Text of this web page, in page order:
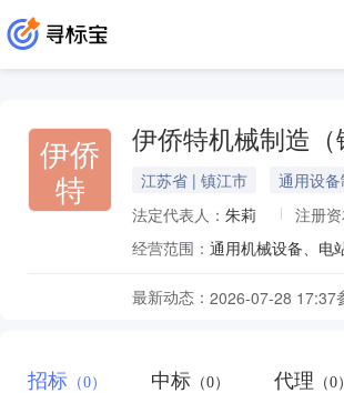
伊侨
特
伊侨特机械制造
江苏省 | 镇江市 通用设
法定代表人： 朱莉 注册资
经营范围：
最新动态： 2026-07-28 17:37
招标 （0） 中标 （0） 代理 （0）